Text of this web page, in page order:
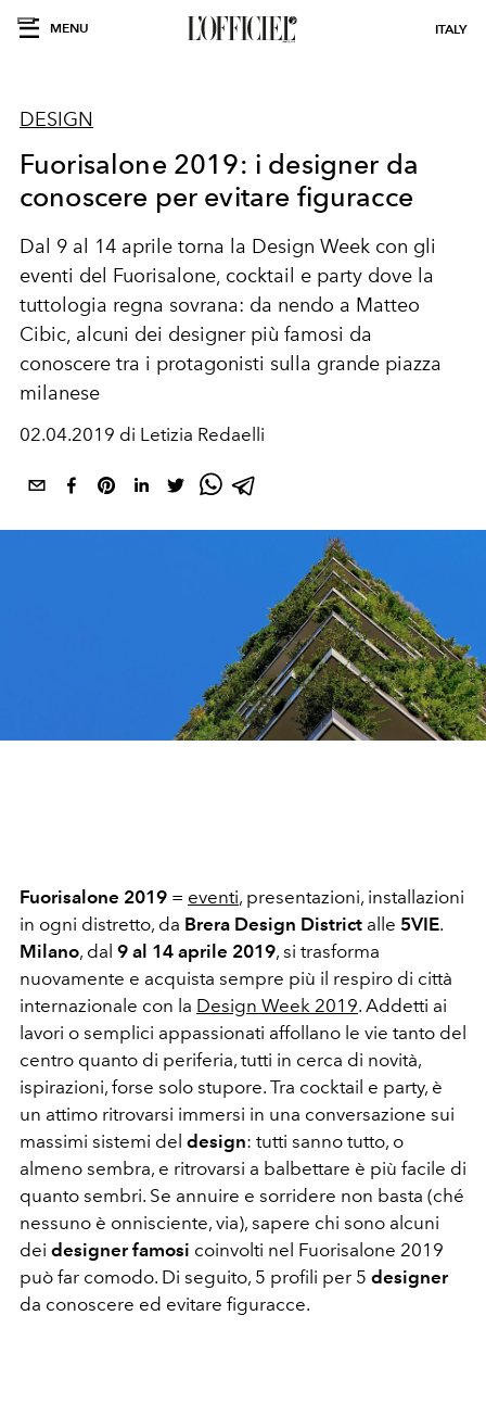
MENU ITALY
DESIGN
Fuorisalone 2019: i designer da
conoscere per evitare figuracce
Dal 9 al 14 aprile torna la Design Week con gli
eventi del Fuorisalone, cocktail e party dove la
tuttologia regna sovrana: da nendo a Matteo
Cibic, alcuni dei designer più famosi da
conoscere tra i protagonisti sulla grande piazza
milanese
02.04.2019 di Letizia Redaelli
Fuorisalone 2019 = eventi, presentazioni, installazioni
in ogni distretto, da Brera Design District alle 5VIE.
Milano, dal 9 al 14 aprile 2019, si trasforma
nuovamente e acquista sempre più il respiro di città
internazionale con la Design Week 2019. Addetti ai
lavori o semplici appassionati affollano le vie tanto del
centro quanto di periferia, tutti in cerca di novità,
ispirazioni, forse solo stupore. Tra cocktail e party, è
un attimo ritrovarsi immersi in una conversazione sui
massimi sistemi del design: tutti sanno tutto, o
almeno sembra, e ritrovarsi a balbettare è più facile di
quanto sembri. Se annuire e sorridere non basta (ché
nessuno è onnisciente, via), sapere chi sono alcuni
dei designer famosi coinvolti nel Fuorisalone 2019
può far comodo. Di seguito, 5 profili per 5 designer
da conoscere ed evitare figuracce.